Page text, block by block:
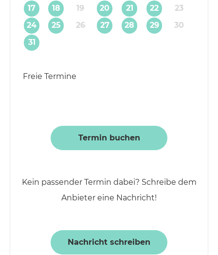
17
18 19 20 21 22
23
24
25 26 27 28 29
30
31
Freie Termine
Termin buchen
Kein passender Termin dabei? Schreibe dem
Anbieter eine Nachricht!
Nachricht schreiben